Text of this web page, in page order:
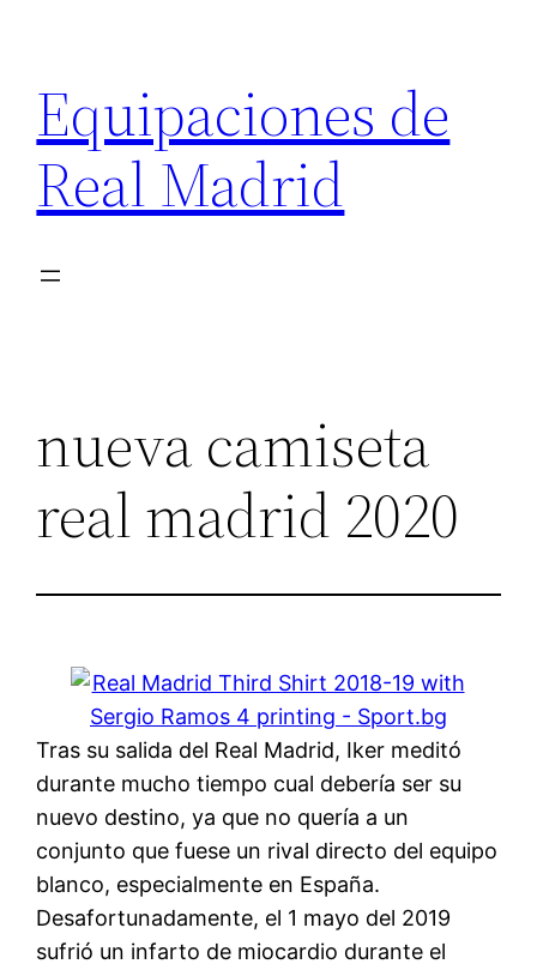
contenido
Equipaciones de
Real Madrid
nueva camiseta
real madrid 2020
Tras su salida del Real Madrid, Iker meditó
durante mucho tiempo cual debería ser su
nuevo destino, ya que no quería a un
conjunto que fuese un rival directo del equipo
blanco, especialmente en España.
Desafortunadamente, el 1 mayo del 2019
sufrió un infarto de miocardio durante el